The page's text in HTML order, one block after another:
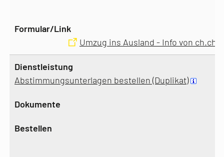
Umzug ins Ausland - Info von ch.ch
Abstimmungsunterlagen bestellen (Duplikat)